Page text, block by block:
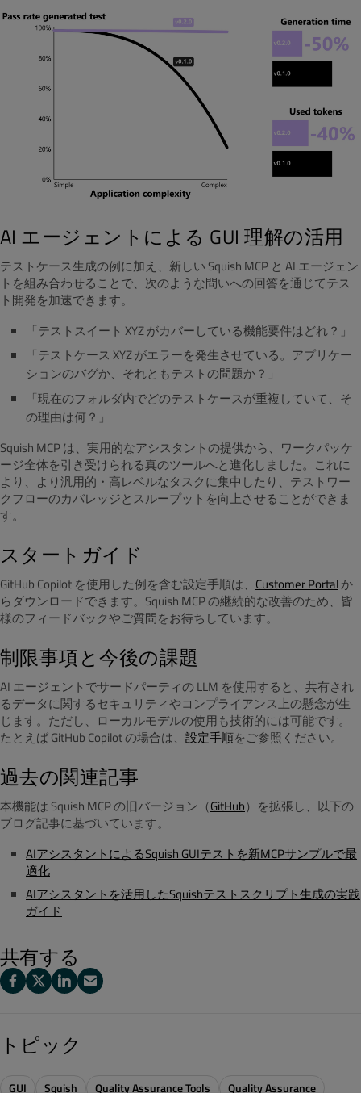
AI エージェントによる GUI 理解の活用
テストケース生成の例に加え、新しい Squish MCP と AI エージェン
トを組み合わせることで、次のような問いへの回答を通じてテス
ト開発を加速できます。
「テストスイート XYZ がカバーしている機能要件はどれ？」
「テストケース XYZ がエラーを発生させている。アプリケー
ションのバグか、それともテストの問題か？」
「現在のフォルダ内でどのテストケースが重複していて、そ
の理由は何？」
Squish MCP は、実用的なアシスタントの提供から、ワークパッケ
ージ全体を引き受けられる真のツールへと進化しました。これに
より、より汎用的・高レベルなタスクに集中したり、テストワー
クフローのカバレッジとスループットを向上させることができま
す。
スタートガイド
GitHub Copilot を使用した例を含む設定手順は、 Customer Portalか
らダウンロードできます。Squish MCP の継続的な改善のため、皆
様のフィードバックやご質問をお待ちしています。
制限事項と今後の課題
AI エージェントでサードパーティの LLM を使用すると、共有され
るデータに関するセキュリティやコンプライアンス上の懸念が生
じます。ただし、ローカルモデルの使用も技術的には可能です。
たとえば GitHub Copilot の場合は、 設定手順をご参照ください。
過去の関連記事
本機能は Squish MCP の旧バージョン（GitHub）を拡張し、以下の
ブログ記事に基づいています。
AIアシスタントによるSquish GUIテストを新MCPサンプルで最
適化
AIアシスタントを活用したSquishテストスクリプト生成の実践
ガイド
共有する
トピック
GUI Squish Quality Assurance Tools Quality Assurance